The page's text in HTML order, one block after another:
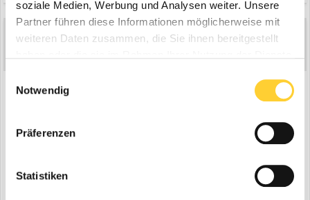
soziale Medien, Werbung und Analysen weiter. Unsere
Partner führen diese Informationen möglicherweise mit
weiteren Daten zusammen, die Sie ihnen bereitgestellt
Notwendig
Präferenzen
Statistiken
KomatsuChrisi 0
Und das Typenschild